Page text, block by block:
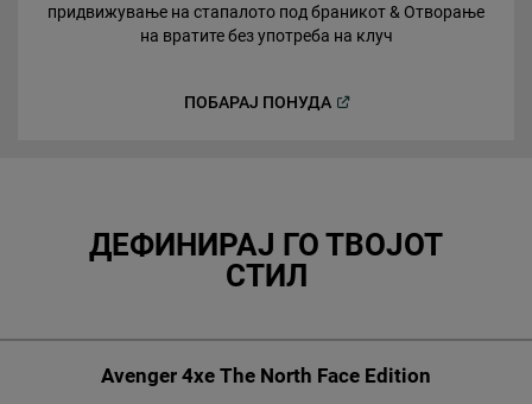
придвижување на стапалото под браникот & Отворање
на вратите без употреба на клуч
ПОБАРАЈ ПОНУДА( Open in a new window
ДЕФИНИРАЈ ГО ТВОЈОТ
СТИЛ
Avenger 4xe The North Face Edition